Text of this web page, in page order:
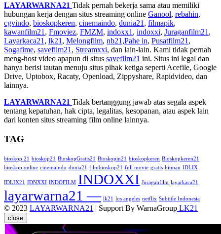
LAYARWARNA21 Tidak pernah bekerja sama atau memiliki
hubungan kerja dengan situs streaming online Ganool, rebahin,
cgvindo, bioskopkeren, cinemaindo, dunia21 , filmapik,
kawanfilm21 , Fmoviez, FMZM, indoxx1 , indoxxi, Juraganfilm21 ,
Layarkaca21 , lk21 , Melongfilm, nb21 ,Pahe in, Pusatfilm21 ,
Sogafime, savefilm21 , Streamxxi, dan lain-lain. Kami tidak pernah
meng-host video apapun di situs savefilm21 ini. Situs ini legal dan
hanya berisi tautan menuju situs pihak ketiga seperti Acefile, Google
Drive, Uptobox, Racaty, Openload, Zippyshare, Rapidvideo, dan
lainnya.
LAYARWARNA21 Tidak bertanggung jawab atas segala aspek
tentang kepatuhan, hak cipta, legalitas, kesopanan, atau aspek lain
dari konten situs streaming film online lainnya.
TAG
bioskop 21 bioskop21 BioskopGratis21 Bioskopin21 bioskopkeren Bioskopkeren21
bioskop online cinemaindo dunia21 filmbioskop21 full movie gratis hitman IDLIX
IDLIX21 IDNXXI INDOFILM INDOXXI Juraganfilm layarkaca21
layarwarna21 — lk21 los angeles netflix Subtitle Indonesia
© 2023 LAYARWARNA21 | Support By WarnaGroup LK21
close